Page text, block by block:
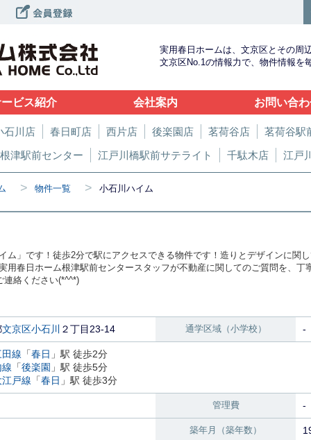
実用春日ホームは、文京区とその周
文京区No.1の情報力で、物件情報を
ビス紹介 会社案内 お問い合
石川店 春日町店 西片店 後楽園店 茗荷谷店 茗荷谷駅
根津駅前センター
江戸川橋駅前サテライト 千駄木店 江戸
> 物件一覧 > 小石川ハイム
ム」です！徒歩2分で駅にアクセスできる物件です！造りとデザインに関
用春日ホーム根津駅前センタースタッフが不動産に関してのご質問を、丁
連絡ください(*^^*)
文京区小石川 ２丁目23-14 通学区域（小学校） -
線 「春日 」駅 徒歩2分
「後楽園 」駅 徒歩5分
戸線 「春日 」駅 徒歩3分
管理費 -
築年月（築年数）